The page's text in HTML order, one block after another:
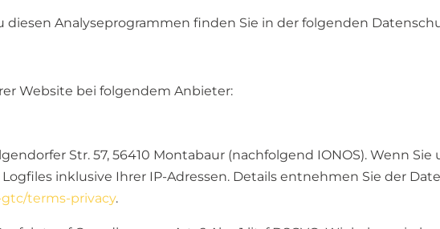
diesen Analyseprogrammen finden Sie in der folgenden
Website bei folgendem Anbieter:
Str. 57, 56410 Montabaur (nachfolgend IONOS). Wenn
inklusive Ihrer IP-Adressen. Details entnehmen Sie der
terms-privacy.